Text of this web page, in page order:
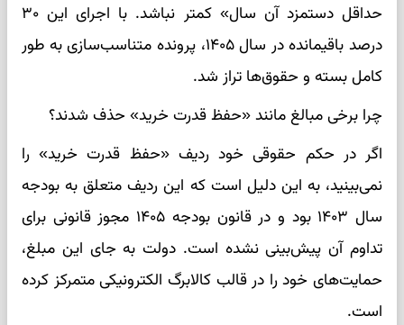
حداقل دستمزد آن سال» کمتر نباشد. با اجرای این ۳۰
درصد باقیمانده در سال ۱۴۰۵، پرونده متناسب‌سازی به طور
کامل بسته و حقوق‌ها تراز شد.
چرا برخی مبالغ مانند «حفظ قدرت خرید» حذف شدند؟
اگر در حکم حقوقی خود ردیف «حفظ قدرت خرید» را
نمی‌بینید، به این دلیل است که این ردیف متعلق به بودجه
سال ۱۴۰۳ بود و در قانون بودجه ۱۴۰۵ مجوز قانونی برای
تداوم آن پیش‌بینی نشده است. دولت به جای این مبلغ،
حمایت‌های خود را در قالب کالابرگ الکترونیکی متمرکز کرده
است.